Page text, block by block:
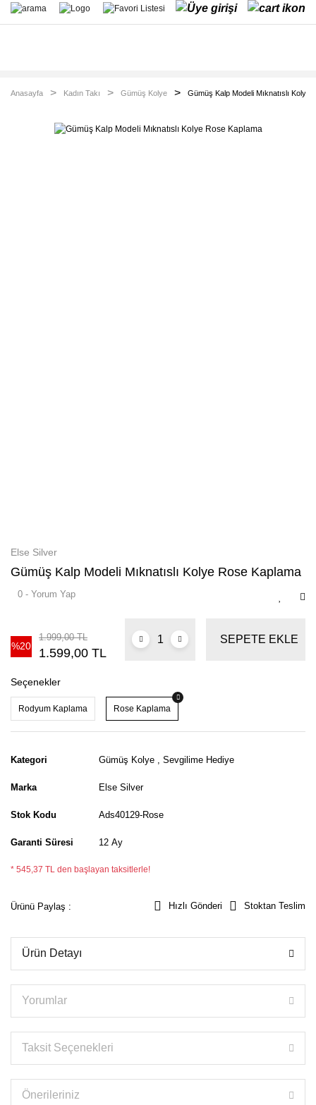
Anasayfa Kadın Takı Gümüş Kolye Gümüş Kalp Modeli Mıknatıslı Kolye
Else Silver
Gümüş Kalp Modeli Mıknatıslı Kolye Rose Kaplama
0 - Yorum Yap
%20
1.999,00 TL
1.599,00 TL
SEPETE EKLE
Seçenekler
Rodyum Kaplama Rose Kaplama
Kategori Gümüş Kolye ,Sevgilime Hediye
Marka Else Silver
Stok Kodu Ads40129-Rose
Garanti Süresi 12 Ay
* 545,37 TL den başlayan taksitlerle!
Ürünü Paylaş : Hızlı Gönderi Stoktan Teslim
Ürün Detayı
Yorumlar
Taksit Seçenekleri
Önerileriniz